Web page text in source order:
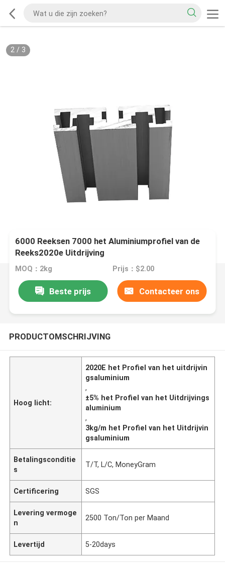
2/ 3
6000 Reeksen 7000 het Aluminiumprofiel van de
Reeks2020e Uitdrijving
MOQ：2kg Prijs：$2.00
Beste prijs Contacteer ons
PRODUCTOMSCHRIJVING
Hoog licht:
2020E het Profiel van het uitdrijvin
gsaluminium
,
±5% het Profiel van het Uitdrijvings
aluminium
,
3kg/m het Profiel van het Uitdrijvin
gsaluminium
Betalingsconditie
s
T/T, L/C, MoneyGram
Certificering SGS
Levering vermoge
n
2500 Ton/Ton per Maand
Levertijd 5-20days